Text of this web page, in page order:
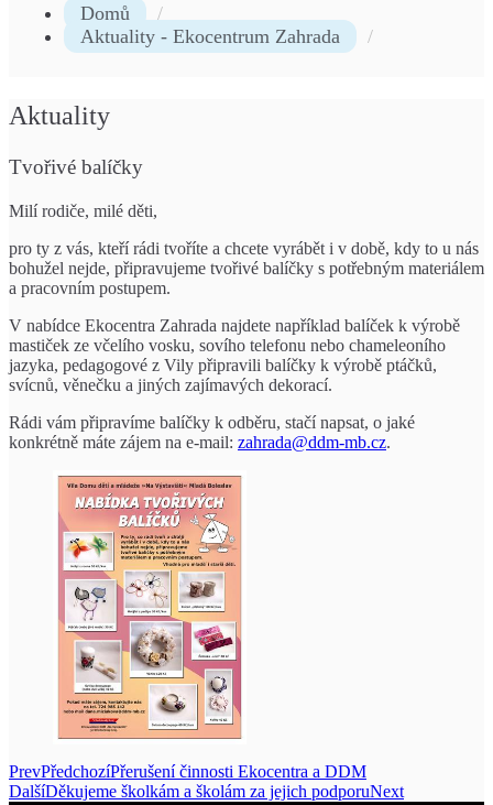
Domů
Aktuality - Ekocentrum Zahrada
Aktuality
Tvořivé balíčky
Milí rodiče, milé děti,
pro ty z vás, kteří rádi tvoříte a chcete vyrábět i v době, kdy to u nás
bohužel nejde, připravujeme tvořivé balíčky s potřebným materiálem
a pracovním postupem.
V nabídce Ekocentra Zahrada najdete například balíček k výrobě
mastiček ze včelího vosku, sovího telefonu nebo chameleoního
jazyka, pedagogové z Vily připravili balíčky k výrobě ptáčků,
svícnů, věnečku a jiných zajímavých dekorací.
Rádi vám připravíme balíčky k odběru, stačí napsat, o jaké
konkrétně máte zájem na e-mail: zahrada@ddm-mb.cz.
PrevPředchozíPřerušení činnosti Ekocentra a DDM
DalšíDěkujeme školkám a školám za jejich podporuNext